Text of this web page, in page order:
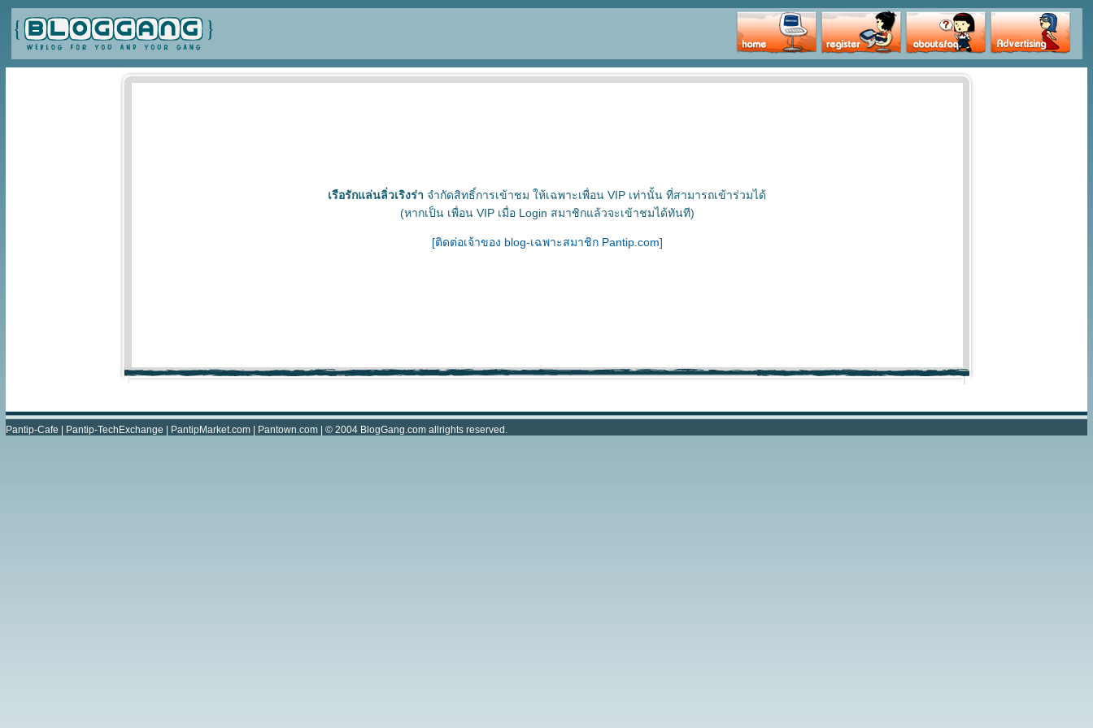
เรือรักแล่นลิ่วเริงร่า จำกัดสิทธิ์การเข้าชม ให้เฉพาะเพื่อน VIP เท่านั้น ที่สามารถเข้าร่วมได้
(หากเป็น เพื่อน VIP เมื่อ Login สมาชิกแล้วจะเข้าชมได้ทันที)
[ติดต่อเจ้าของ blog-เฉพาะสมาชิก Pantip.com]
Pantip-Cafe Pantip-TechExchange PantipMarket.com Pantown.com | © 2004 BlogGang.com allrights reserved.